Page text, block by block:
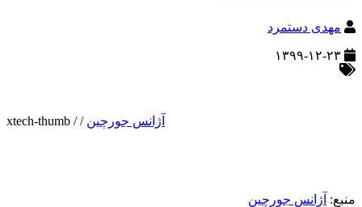
مهدی دستمرد
آژانس جورچین /
/
xtech-thumb
منبع: آژانس جورچین